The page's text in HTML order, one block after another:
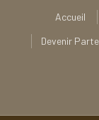
Accueil
Devenir